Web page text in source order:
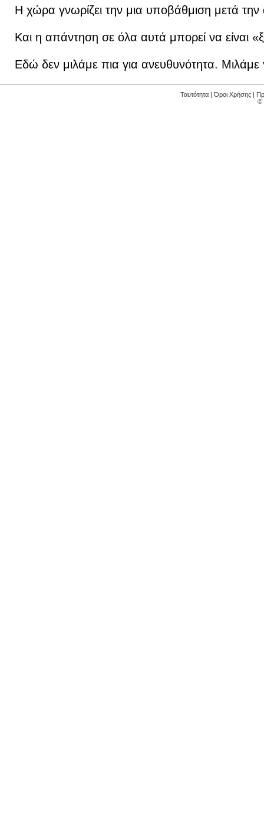
Η χώρα γνωρίζει την μια υποβάθμιση μετά την
Και η απάντηση σε όλα αυτά μπορεί να είναι
Εδώ δεν μιλάμε πια για ανευθυνότητα. Μιλάμε
Ταυτότητα |Όροι Χρήσης |
©